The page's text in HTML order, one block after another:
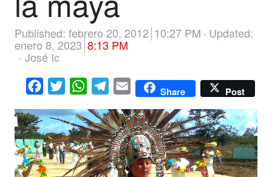
Published: febrero 20, 2012 10:27 PM Updated:
enero 8, 2023 8:13 PM
Author
José Ic
Facebook
Twitter WhatsAppTelegram
Email Share Post